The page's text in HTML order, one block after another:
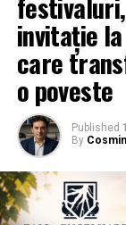
invitație
care
o poveste
Published
By